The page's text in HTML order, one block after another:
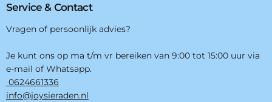
Service & Contact
Vragen of persoonlijk advies?
Je kunt ons op ma t/m vr bereiken van 9:00 tot 15:00 uur via
e-mail of Whatsapp.
0624661336
info@joysieraden.nl